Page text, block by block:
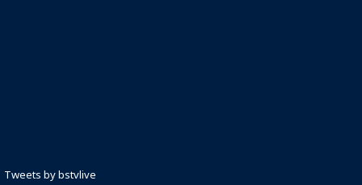
Tweets by bstvlive